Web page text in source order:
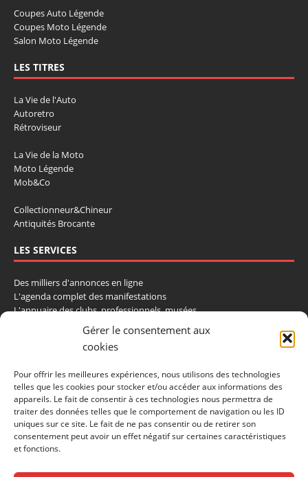
Gérer le consentement aux
cookies
Pour offrir les meilleures expériences, nous utilisons des technologies
telles que les cookies pour stocker et/ou accéder aux informations des
appareils. Le fait de consentir à ces technologies nous permettra de
traiter des données telles que le comportement de navigation ou les ID
uniques sur ce site. Le fait de ne pas consentir ou de retirer son
consentement peut avoir un effet négatif sur certaines caractéristiques
et fonctions.
Coupes Auto Légende
Coupes Moto Légende
Salon Moto Légende
LES TITRES
La Vie de l'Auto
Autoretro
Rétroviseur
La Vie de la Moto
Moto Légende
Mob&Co
Collectionneur&Chineur
Antiquités Brocante
LES SERVICES
Des milliers d'annonces en ligne
L'agenda complet des manifestations
L'annuaire des clubs, professionnels, musées
La cote et les ventes aux enchères
La Boutique du Collectionneur
CONTACTEZ-NOUS
LA VIE DE L'AUTO
BP 40419
77309 Fontainebleau Cedex